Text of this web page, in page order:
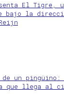
El Tigre,
bajo la
de un
que llega al